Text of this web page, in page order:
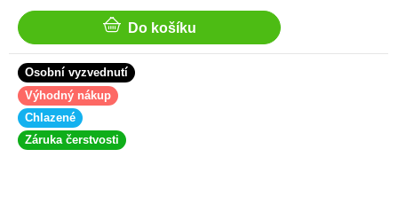
Do košíku
Osobní vyzvednutí
Výhodný nákup
Chlazené
Záruka čerstvosti